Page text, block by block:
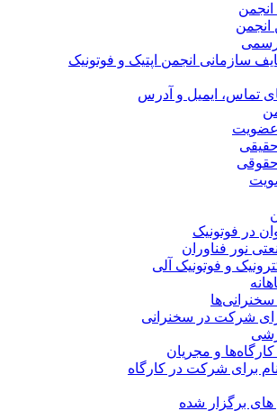
انجمن اپتیک و فوتونیک
تماس، ایمیل و آدرس
در فوتونیک
نور فناوران
و فوتونیک آلی
شرکت در سخنرانی
و مجریان
برای شرکت در کارگاه
برگزار شده